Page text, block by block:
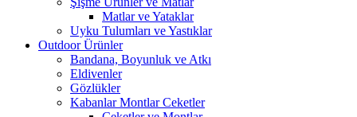
Matlar ve Yataklar
Uyku Tulumları ve Yastıklar
Outdoor Ürünler
Bandana, Boyunluk ve Atkı
Eldivenler
Gözlükler
Kabanlar Montlar Ceketler